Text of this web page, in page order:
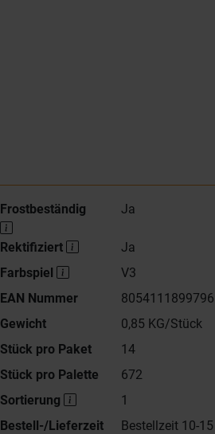
Frostbeständig Ja
Rektifiziert
Ja
Farbspiel
V3
EAN Nummer
8054111899796
Gewicht
0,85 KG/Stück
Stück pro Paket
14
Stück pro Palette
672
Sortierung
1
Bestell-/Lieferzeit
Bestellzeit 10-15